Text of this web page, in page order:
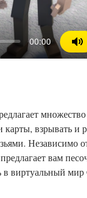
00:00
взрывать и
Независимо
вам
в виртуальный мир